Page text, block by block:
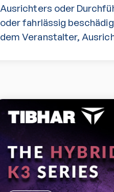
Ausrichters oder
oder fahrlässig
dem Veranstalter,